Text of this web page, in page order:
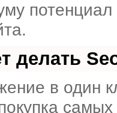
делать
в один